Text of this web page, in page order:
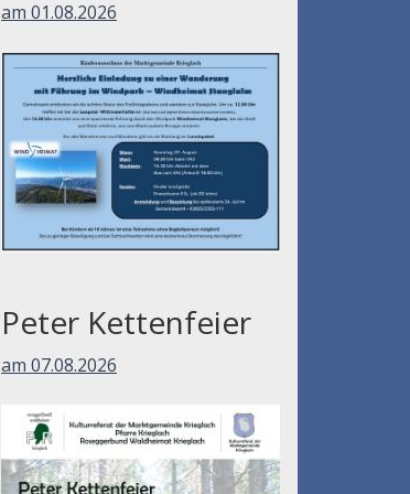
am 01.08.2026
Peter Kettenfeier
am 07.08.2026